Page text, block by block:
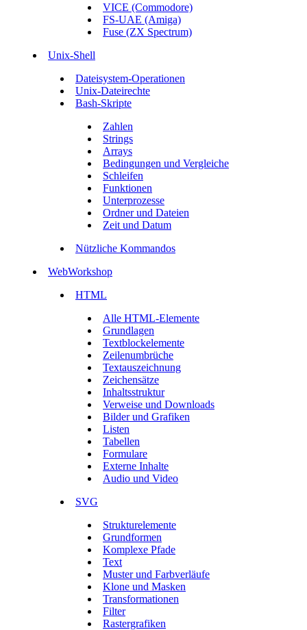
VICE (Commodore)
FS-UAE (Amiga)
Fuse (ZX Spectrum)
Unix-Shell
Dateisystem-Operationen
Unix-Dateirechte
Bash-Skripte
Zahlen
Strings
Arrays
Bedingungen und Vergleiche
Schleifen
Funktionen
Unterprozesse
Ordner und Dateien
Zeit und Datum
Nützliche Kommandos
WebWorkshop
HTML
Alle HTML-Elemente
Grundlagen
Textblockelemente
Zeilenumbrüche
Textauszeichnung
Zeichensätze
Inhaltsstruktur
Verweise und Downloads
Bilder und Grafiken
Listen
Tabellen
Formulare
Externe Inhalte
Audio und Video
SVG
Strukturelemente
Grundformen
Komplexe Pfade
Text
Muster und Farbverläufe
Klone und Masken
Transformationen
Filter
Rastergrafiken